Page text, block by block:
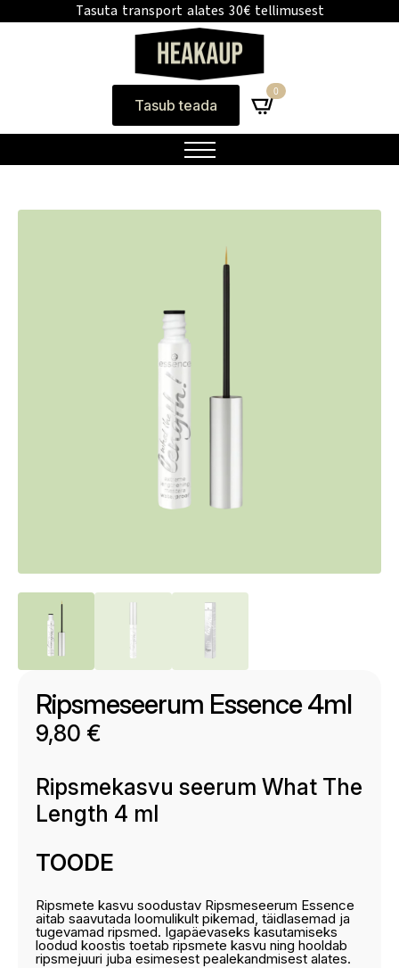
Tasuta transport alates 30€ tellimusest
Tasub teada
0
Ripsmeseerum Essence 4ml
9,80 €
Ripsmekasvu seerum What The
Length 4 ml
TOODE
Ripsmete kasvu soodustav Ripsmeseerum Essence
aitab saavutada loomulikult pikemad, täidlasemad ja
tugevamad ripsmed. Igapäevaseks kasutamiseks
loodud koostis toetab ripsmete kasvu ning hooldab
ripsmejuuri juba esimesest pealekandmisest alates.